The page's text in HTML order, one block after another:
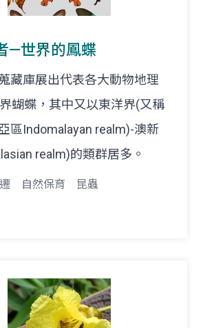
—世界的鳳蝶
藏庫展出代表各大動物地理
蝴蝶，其中又以東洋界(又稱
區Indomalayan realm)-澳新
realm)的類群居多。
自然保育 昆蟲